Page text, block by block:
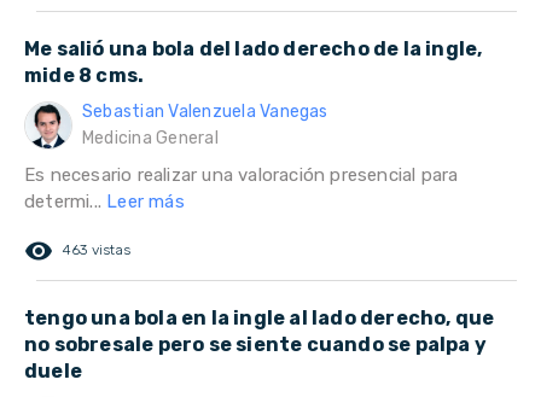
Me salió una bola del lado derecho de la ingle,
mide 8 cms.
Sebastian Valenzuela Vanegas
Medicina General
Es necesario realizar una valoración presencial para
determi... Leer más
remove_red_eye 463 vistas
tengo una bola en la ingle al lado derecho, que
no sobresale pero se siente cuando se palpa y
duele